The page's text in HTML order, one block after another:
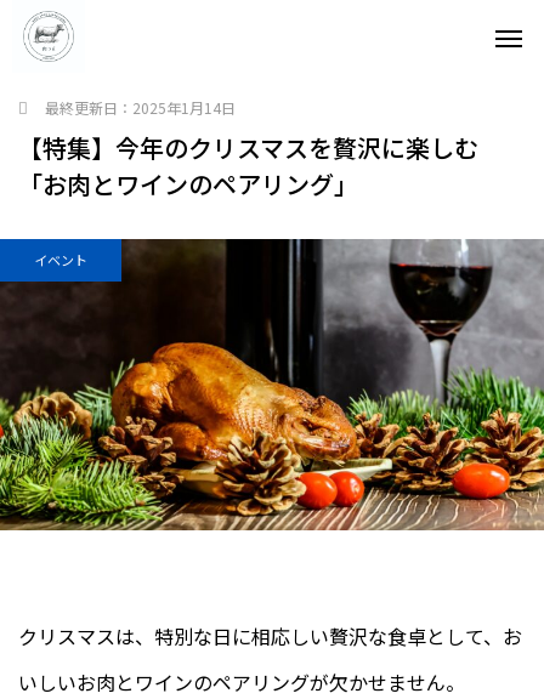
最終更新日： 2025年1月14日
【特集】今年のクリスマスを贅沢に楽しむ
「お肉とワインのペアリング」
イベント
クリスマスは、特別な日に相応しい贅沢な食卓として、お
いしいお肉とワインのペアリングが欠かせません。